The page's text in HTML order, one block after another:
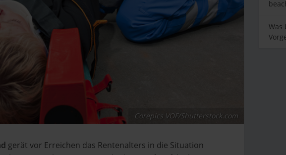
Corepics VOF/Shutterstock.com
gerät vor Erreichen das Rentenalters in die Situation
Was